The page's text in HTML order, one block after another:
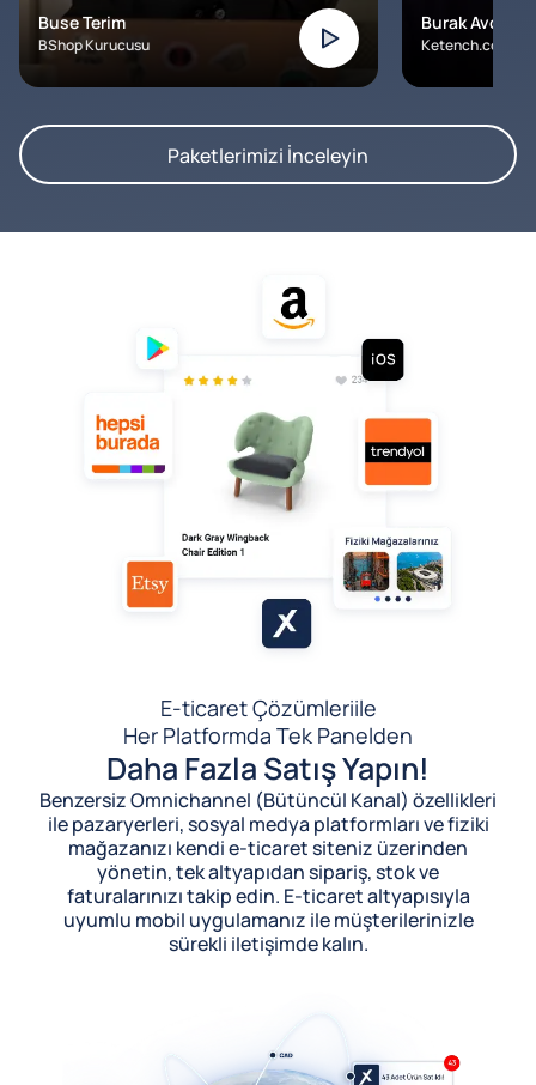
Buse Terim
BShop Kurucusu
Burak Avcılar
Ketench.com –
Paketlerimizi İnceleyin
E-ticaret Çözümleriile
Her Platformda Tek Panelden
Daha Fazla Satış Yapın!
Benzersiz Omnichannel (Bütüncül Kanal) özellikleri
ile pazaryerleri, sosyal medya platformları ve fiziki
mağazanızı kendi e-ticaret siteniz üzerinden
yönetin, tek altyapıdan sipariş, stok ve
faturalarınızı takip edin. E-ticaret altyapısıyla
uyumlu mobil uygulamanız ile müşterilerinizle
sürekli iletişimde kalın.